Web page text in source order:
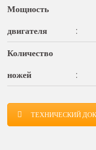
Мощность
двигателя
:
Количество
ножей
:
ТЕХНИЧЕСКИЙ